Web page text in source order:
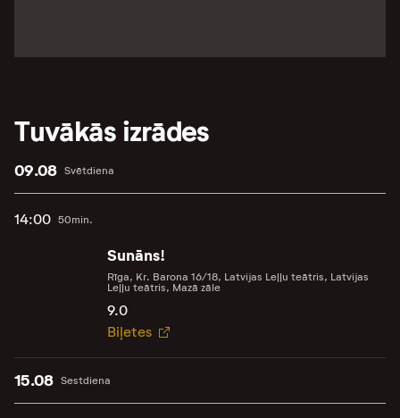
Tuvākās izrādes
Svētdiena
09.08
14:00 50min.
Sunāns!
Rīga, Kr. Barona 16/18, Latvijas Leļļu teātris, Latvijas
Leļļu teātris, Mazā zāle
9.0
Biļetes
Sestdiena
15.08